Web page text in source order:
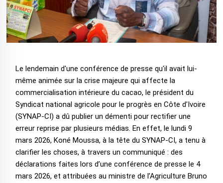
Le lendemain d'une conférence de presse qu'il avait lui-
même animée sur la crise majeure qui affecte la
commercialisation intérieure du cacao, le président du
Syndicat national agricole pour le progrès en Côte d'Ivoire
(SYNAP-CI) a dû publier un démenti pour rectifier une
erreur reprise par plusieurs médias. En effet, le lundi 9
mars 2026, Koné Moussa, à la tête du SYNAP-CI, a tenu à
clarifier les choses, à travers un communiqué : des
déclarations faites lors d’une conférence de presse le 4
mars 2026, et attribuées au ministre de l’Agriculture Bruno